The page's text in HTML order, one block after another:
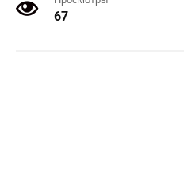
67